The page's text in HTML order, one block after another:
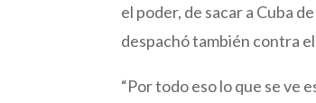
el poder, de sacar a Cuba
despachó también contra
“Por todo eso lo que se ve